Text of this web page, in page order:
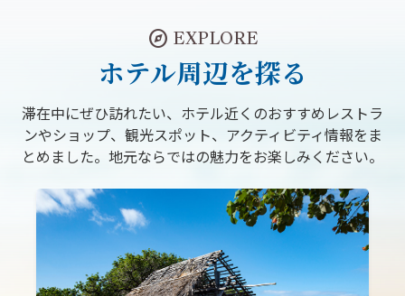
explore EXPLORE
ホテル周辺を探る
滞在中にぜひ訪れたい、ホテル近くのおすすめレストラ
ンやショップ、観光スポット、アクティビティ情報をま
とめました。地元ならではの魅力をお楽しみください。